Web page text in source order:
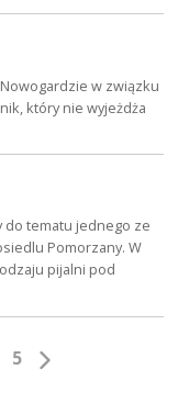
w związku
który nie wyjeżdża
do tematu jednego ze
Pomorzany. W
pijalni pod
5